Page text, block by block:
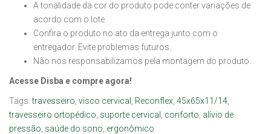
A tonalidade da cor do produto pode conter variações de
acordo com o lote.
Confira o produto no ato da entrega junto com o
entregador. Evite problemas futuros.
Não nos responsabilizamos pela montagem do produto.
Acesse Disba e compre agora!
Tags:travesseiro visco cervical Reconflex 45x65x11/14
travesseiro ortopédico suporte cervical conforto alívio de
pressão saúde do sono ergonômico